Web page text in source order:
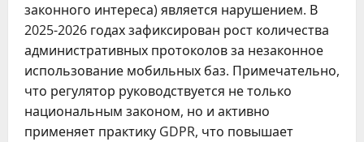
законного интереса) является нарушением. В
2025-2026 годах зафиксирован рост количества
административных протоколов за незаконное
использование мобильных баз. Примечательно,
что регулятор руководствуется не только
национальным законом, но и активно
применяет практику GDPR, что повышает